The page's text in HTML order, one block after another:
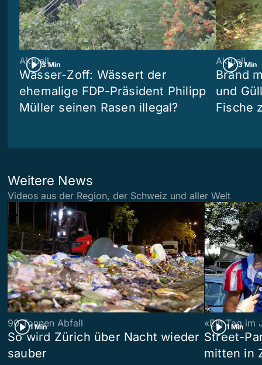
3 Min
Aktuell
Wasser-Zoff: Wässert der
ehemalige FDP-Präsident Philipp
Müller seinen Rasen illegal?
3 Min
Aktuell
Brand
und
Fische
Weitere News
Videos aus der Region, der Schweiz und aller Welt
1 Min
90 Tonnen Abfall
So wird Zürich über Nacht wieder
sauber
1 Min
«Ein Tag im
Street-
mitten in